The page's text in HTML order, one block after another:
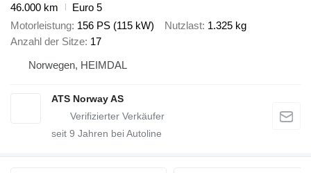
46.000 km
Euro 5
Motorleistung 156 PS (115 kW) Nutzlast 1.325 kg
Anzahl der Sitze 17
Norwegen, HEIMDAL
ATS Norway AS
seit 9 Jahren bei Autoline